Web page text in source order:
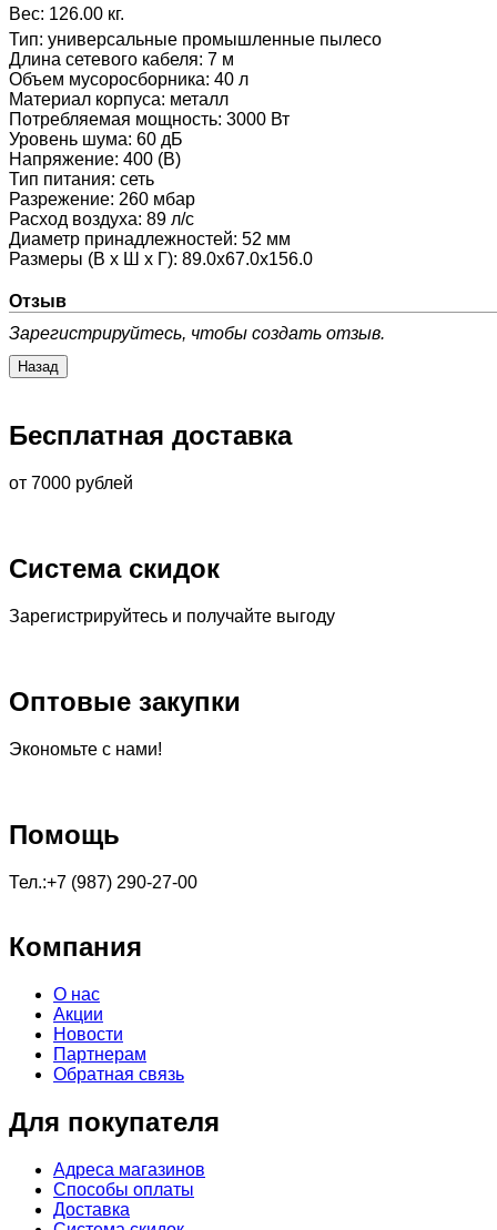
Вес: 126.00 кг.
Тип: универсальные промышленные пылесо
Длина сетевого кабеля: 7 м
Объем мусоросборника: 40 л
Материал корпуса: металл
Потребляемая мощность: 3000 Вт
Уровень шума: 60 дБ
Напряжение: 400 (В)
Тип питания: сеть
Разрежение: 260 мбар
Расход воздуха: 89 л/с
Диаметр принадлежностей: 52 мм
Размеры (В х Ш х Г): 89.0x67.0x156.0
Отзыв
Зарегистрируйтесь, чтобы создать отзыв.
Бесплатная доставка
от 7000 рублей
Система скидок
Зарегистрируйтесь и получайте выгоду
Оптовые закупки
Экономьте с нами!
Помощь
Тел.:+7 (987) 290-27-00
Компания
О нас
Акции
Новости
Партнерам
Обратная связь
Для покупателя
Адреса магазинов
Способы оплаты
Доставка